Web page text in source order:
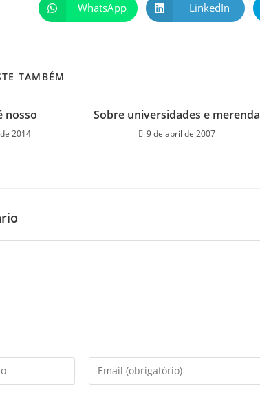
WhatsApp LinkedIn
TAMBÉM
nosso
2014
Sobre universidades e merenda
9 de abril de 2007